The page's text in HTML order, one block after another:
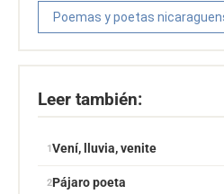
Poemas y poetas
Leer también:
Vení, lluvia, venite
Pájaro poeta